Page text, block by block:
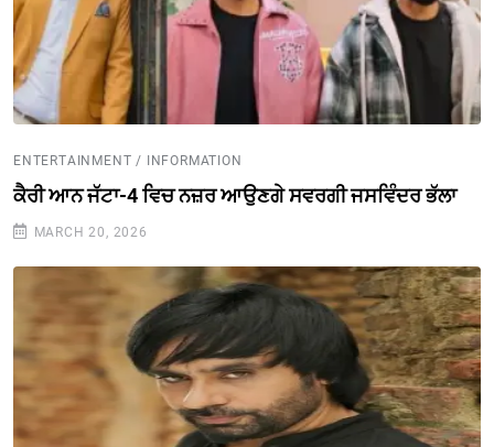
ENTERTAINMENT / INFORMATION
ਕੈਰੀ ਆਨ ਜੱਟਾ-4 ਵਿਚ ਨਜ਼ਰ ਆਉਣਗੇ ਸਵਰਗੀ ਜਸਵਿੰਦਰ ਭੱਲਾ
MARCH 20, 2026